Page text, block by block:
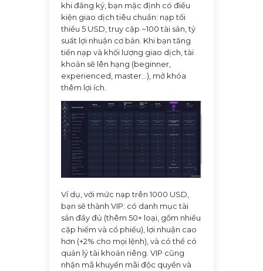
khi đăng ký, bạn mặc định có điều
kiện giao dịch tiêu chuẩn: nạp tối
thiểu 5 USD, truy cập ~100 tài sản, tỷ
suất lợi nhuận cơ bản. Khi bạn tăng
tiền nạp và khối lượng giao dịch, tài
khoản sẽ lên hạng (beginner,
experienced, master...), mở khóa
thêm lợi ích.
Ví dụ, với mức nạp trên 1000 USD,
bạn sẽ thành VIP: có danh mục tài
sản đầy đủ (thêm 50+ loại, gồm nhiều
cặp hiếm và cổ phiếu), lợi nhuận cao
hơn (+2% cho mọi lệnh), và có thể có
quản lý tài khoản riêng. VIP cũng
nhận mã khuyến mãi độc quyền và